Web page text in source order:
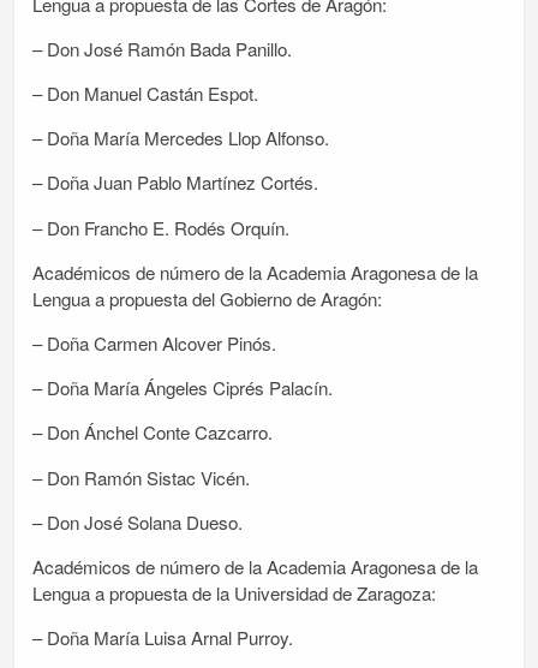
– Don José Ramón Bada Panillo.
– Don Manuel Castán Espot.
– Doña María Mercedes Llop Alfonso.
– Doña Juan Pablo Martínez Cortés.
– Don Francho E. Rodés Orquín.
Académicos de número de la Academia Aragonesa de la
Lengua a propuesta del Gobierno de Aragón:
– Doña Carmen Alcover Pinós.
– Doña María Ángeles Ciprés Palacín.
– Don Ánchel Conte Cazcarro.
– Don Ramón Sistac Vicén.
– Don José Solana Dueso.
Académicos de número de la Academia Aragonesa de la
Lengua a propuesta de la Universidad de Zaragoza:
– Doña María Luisa Arnal Purroy.